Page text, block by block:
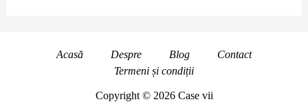
Acasă Despre Blog
Contact
Termeni și condiții
Copyright © 2026 Case vii